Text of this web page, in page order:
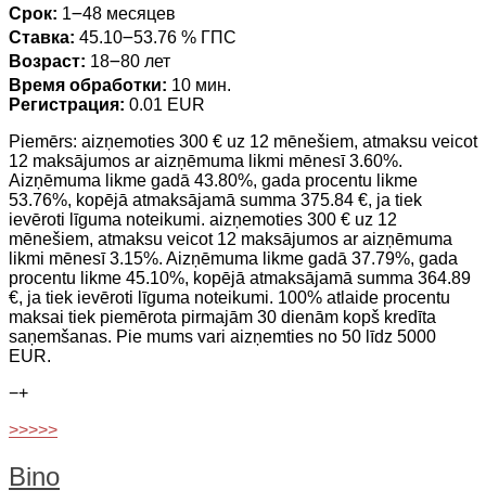
Срок: 1౼48 месяцев
Ставка: 45.10౼53.76 % ГПС
Возраст: 18౼80 лет
Время обработки: 10 мин.
Регистрация: 0.01 EUR
Piemērs: aizņemoties 300 € uz 12 mēnešiem, atmaksu veicot
12 maksājumos ar aizņēmuma likmi mēnesī 3.60%.
Aizņēmuma likme gadā 43.80%, gada procentu likme
53.76%, kopējā atmaksājamā summa 375.84 €, ja tiek
ievēroti līguma noteikumi. aizņemoties 300 € uz 12
mēnešiem, atmaksu veicot 12 maksājumos ar aizņēmuma
likmi mēnesī 3.15%. Aizņēmuma likme gadā 37.79%, gada
procentu likme 45.10%, kopējā atmaksājamā summa 364.89
€, ja tiek ievēroti līguma noteikumi. 100% atlaide procentu
maksai tiek piemērota pirmajām 30 dienām kopš kredīta
saņemšanas. Pie mums vari aizņemties no 50 līdz 5000
EUR.
−+
>>>>>
Bino